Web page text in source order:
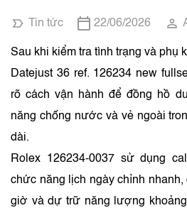
Tin tức 22/06/2026
Sau khi kiểm tra tình trạng và phụ
Datejust 36 ref. 126234 new
rõ cách vận hành để đồng hồ
năng chống nước và vẻ ngoài
dài.
Rolex 126234-0037 sử dụng
chức năng lịch ngày chỉnh
giờ và dự trữ năng lượng